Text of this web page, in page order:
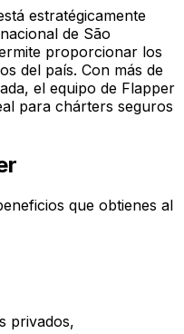
estratégicamente
de São
proporcionar los
del país. Con más de
el equipo de Flapper
para chárters seguros
que obtienes al
privados,